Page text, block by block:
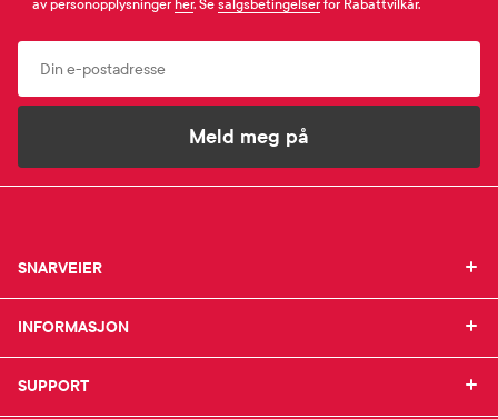
av personopplysninger her. Se salgsbetingelser for Rabattvilkår.
Meld meg på
SNARVEIER
SNARVEIER
Mine favoritter
Mine resepter
INFORMASJON
INFORMASJON
Jobb hos oss
SUPPORT
SUPPORT